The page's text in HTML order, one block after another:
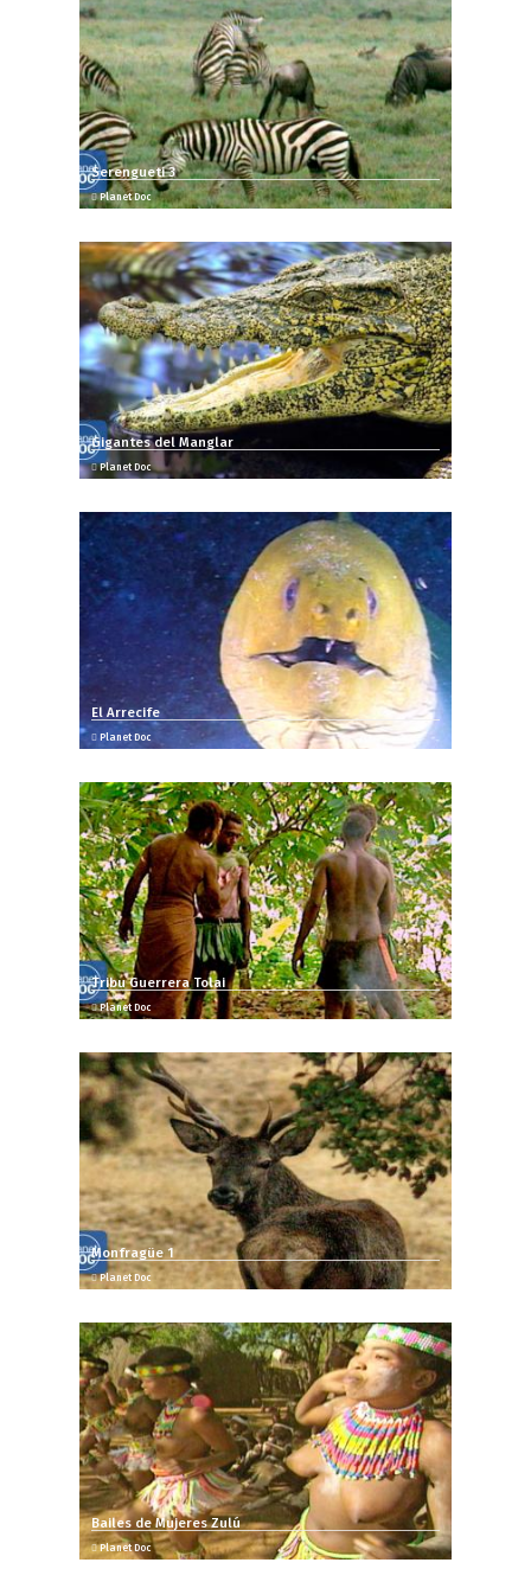
Serengueti 3
Planet Doc
Gigantes del Manglar
Planet Doc
El Arrecife
Planet Doc
Tribu Guerrera Tolai
Planet Doc
Monfragüe 1
Planet Doc
Bailes de Mujeres Zulú
Planet Doc